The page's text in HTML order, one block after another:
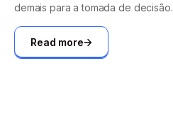
demais para a tomada de decisão.
Read more